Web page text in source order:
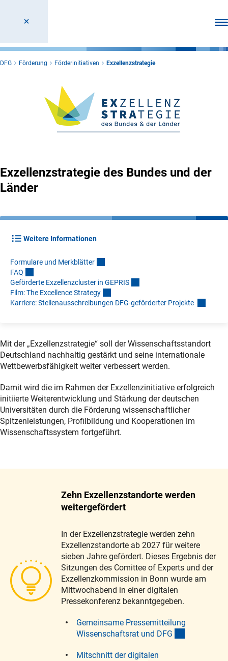
DFG Förderung Förderinitiativen Exzellenzstrategie
Exzellenzstrategie des Bundes und der
Länder
Weitere Informationen
Formulare und Merkblätter
FAQ
Geförderte Exzellenzcluster in GEPRIS
Film: The Excellence Strategy
Karriere: Stellenausschreibungen DFG-geförderter Projekte
Mit der „Exzellenzstrategie“ soll der Wissenschaftsstandort
Deutschland nachhaltig gestärkt und seine internationale
Wettbewerbsfähigkeit weiter verbessert werden.
Damit wird die im Rahmen der Exzellenzinitiative erfolgreich
initiierte Weiterentwicklung und Stärkung der deutschen
Universitäten durch die Förderung wissenschaftlicher
Spitzenleistungen, Profilbildung und Kooperationen im
Wissenschaftssystem fortgeführt.
Zehn Exzellenzstandorte werden
weitergefördert
In der Exzellenzstrategie werden zehn
Exzellenzstandorte ab 2027 für weitere
sieben Jahre gefördert. Dieses Ergebnis der
Sitzungen des Comittee of Experts und der
Exzellenzkommission in Bonn wurde am
Mittwochabend in einer digitalen
Pressekonferenz bekanntgegeben.
Gemeinsame Pressemitteilung
Wissenschaftsrat und DFG
Mitschnitt der digitalen